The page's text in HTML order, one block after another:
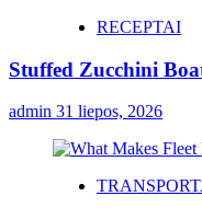
RECEPTAI
Stuffed Zucchini
admin 31 liepos, 2026